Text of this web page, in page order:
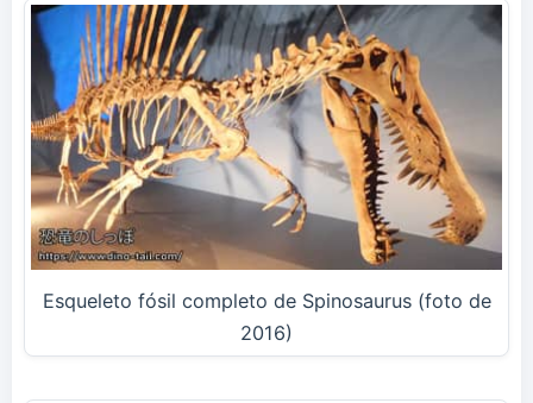
Esqueleto fósil completo de Spinosaurus (foto de
2016)